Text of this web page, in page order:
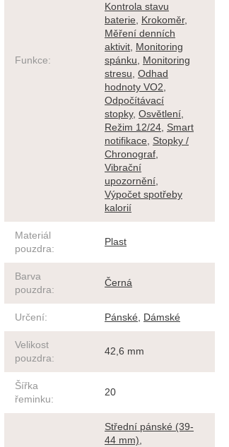
Funkce:
Kontrola stavu
baterie, Krokoměr,
Měření denních
aktivit, Monitoring
spánku, Monitoring
stresu, Odhad
hodnoty VO2,
Odpočítávací
stopky, Osvětlení,
Režim 12/24, Smart
notifikace, Stopky /
Chronograf,
Vibrační
upozornění,
Výpočet spotřeby
kalorií
Materiál
pouzdra:
Plast
Barva
pouzdra:
Černá
Určení: Pánské, Dámské
Velikost
pouzdra:
42,6 mm
Šířka
řeminku:
20
Střední pánské (39-
44 mm),